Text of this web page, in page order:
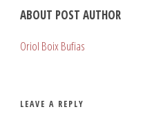
ABOUT POST AUTHOR
Oriol Boix Bufias
LEAVE A REPLY